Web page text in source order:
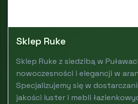
Sklep Ruke
Sklep Ruke z siedzibą w
nowoczesności i elegancji w
Specjalizujemy się w
jakości luster i mebli